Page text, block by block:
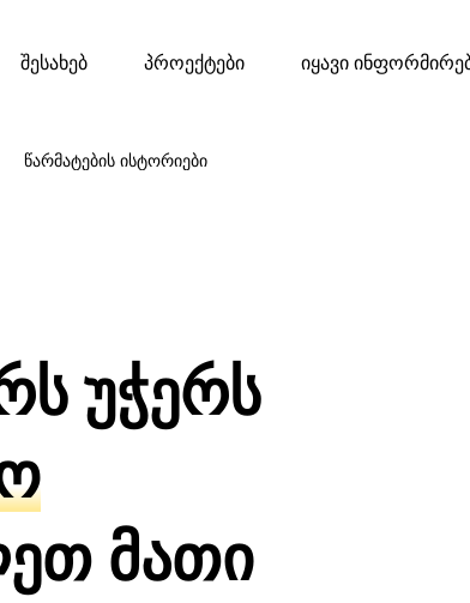
წარმატების ისტორიები
უჭერს
მათი
შესახებ პროექტები იყავი